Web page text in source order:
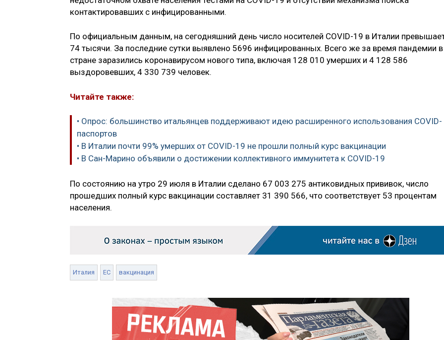
контактировавших с инфицированными.
По официальным данным, на сегодняшний день число носителей COVID-19 в Италии
74 тысячи. За последние сутки выявлено 5696 инфицированных. Всего же за время пандемии в
стране заразились коронавирусом нового типа, включая 128 010 умерших и 4 128 586
выздоровевших, 4 330 739 человек.
Читайте также:
• Опрос: большинство итальянцев поддерживают идею расширенного использования COVID-
паспортов
• В Италии почти 99% умерших от COVID-19 не прошли полный курс вакцинации
• В Сан-Марино объявили о достижении коллективного иммунитета к COVID-19
По состоянию на утро 29 июля в Италии сделано 67 003 275 антиковидных прививок, число
прошедших полный курс вакцинации составляет 31 390 566, что соответствует 53 процентам
населения.
Италия ЕС вакцинация